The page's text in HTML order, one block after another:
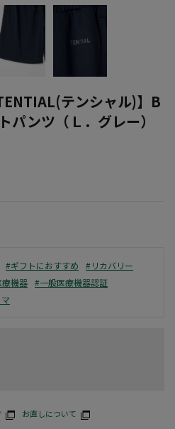
テンシャル)】B
ンツ（Ｌ．グレー）
#ギフトにおすすめ
#リカバリー
機器 #一般医療機器認証
お直しについて